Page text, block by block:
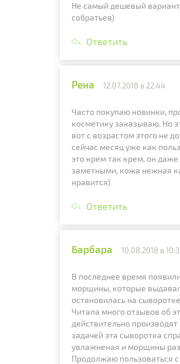
Не самый дешевый
собратьев)
Ответить
Рена 12.07.2018 в 22:44
Часто покупаю новинки,
косметику заказываю. Но
вот с возрастом этого не
сейчас месяц уже как
это крем так крем, он
заметными, кожа нежная
нравится)
Ответить
Барбара 10.08.2018 в
В последнее время
морщины, которые
остановилась на
Читала много отзывов об
действительно
задачей эта сыворотка
увлажненая и морщины
Продолжаю пользоваться